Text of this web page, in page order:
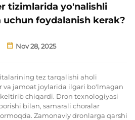
tizimlarida yo'nalishli
foydalanish kerak?
Nov 28, 2025
tez tarqalishi aholi
va jamoat joylarida ilgari bo'lmagan
chiqardi. Dron texnologiyasi
bilan, samarali choralar
Zamonaviy dronlarga qarshi